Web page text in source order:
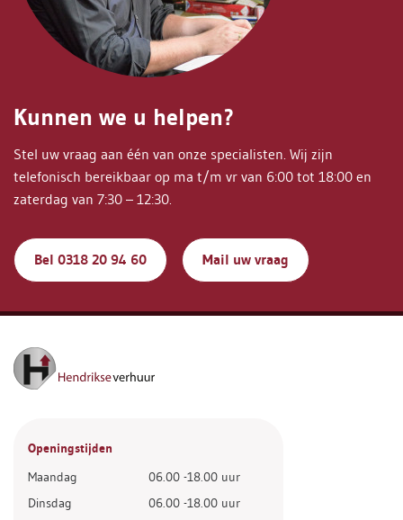
Kunnen we u helpen?
Stel uw vraag aan één van onze specialisten. Wij zijn
telefonisch bereikbaar op ma t/m vr van 6:00 tot 18:00 en
zaterdag van 7:30 – 12:30.
Bel 0318 20 94 60 Mail uw vraag
Openingstijden
Maandag
06.00 -18.00 uur
Dinsdag
06.00 -18.00 uur